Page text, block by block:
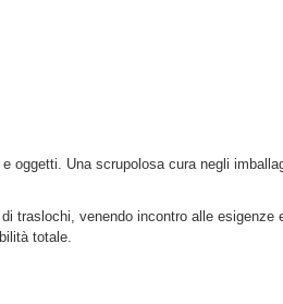
oggetti. Una scrupolosa cura negli
traslochi, venendo incontro alle
totale.